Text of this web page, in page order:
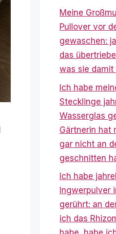
Meine
Pullover vor
gewaschen:
das
was sie
Ich habe
Stecklinge
Wasserglas
Gärtnerin hat
gar nicht an
geschnitten
Ich habe
Ingwerpulver
gerührt: an
ich das